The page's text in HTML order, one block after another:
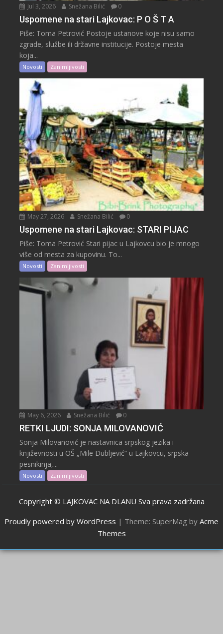
Jul 3, 2026 Snežana Bilić 0
Uspomene na stari Lajkovac: P O Š T A
Piše: Toma Petrović Postoje ustanove koje nisu samo
zgrade, službe ili državne institucije. Postoje mesta
koja...
Novosti Zanimljivosti
May 27, 2026 Snežana Bilić 0
Uspomene na stari Lajkovac: STARI PIJAC
Piše: Toma Petrović Stari pijac u Lajkovcu bio je mnogo
više od mesta za kupovinu. To...
Novosti Zanimljivosti
May 6, 2026 Snežana Bilić 0
RETKI LJUDI: SONJA MILOVANOVIĆ
Sonja Milovanović je nastavnica srpskog jezika i
književnosti u OŠ „Mile Dubljević“ u Lajkovcu, srpska
pesnikinja,...
Novosti Zanimljivosti
Copyright © LAJKOVAC NA DLANU Sva prava zadržana
Proudly powered by WordPress | Theme: SuperMag by Acme
Themes